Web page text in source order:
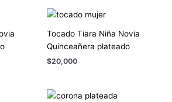
Tocado Tiara Niña Novia
Quinceañera plateado
$20,000